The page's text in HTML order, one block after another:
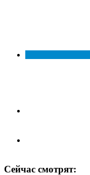
Сейчас смотрят: